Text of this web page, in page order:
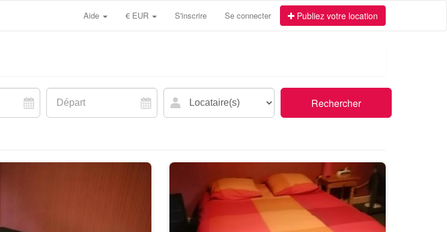
Aide € EUR S'inscrire Se connecter Publiez votre location
Rechercher